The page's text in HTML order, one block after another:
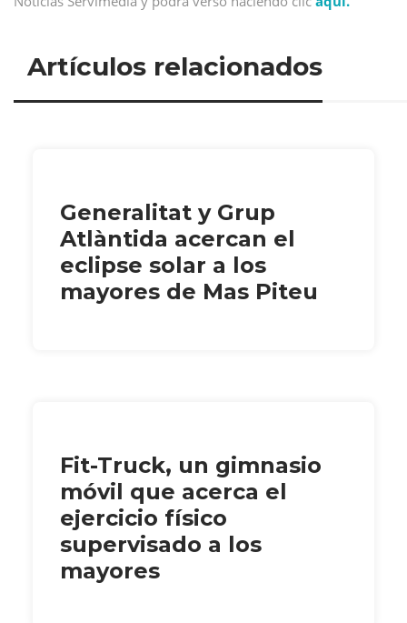
Artículos relacionados
Generalitat y Grup
Atlàntida acercan el
eclipse solar a los
mayores de Mas Piteu
Fit-Truck, un gimnasio
móvil que acerca el
ejercicio físico
supervisado a los
mayores